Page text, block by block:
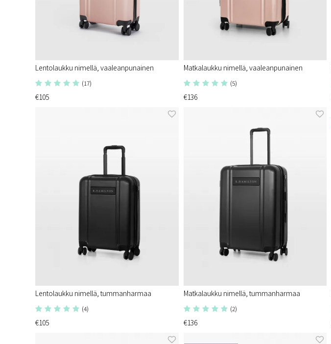
Lentolaukku nimellä, vaaleanpunainen
(17)
€105
Matkalaukku nimellä, vaaleanpunainen
(5)
€136
Lentolaukku nimellä, tummanharmaa
(4)
€105
Matkalaukku nimellä, tummanharmaa
(2)
€136